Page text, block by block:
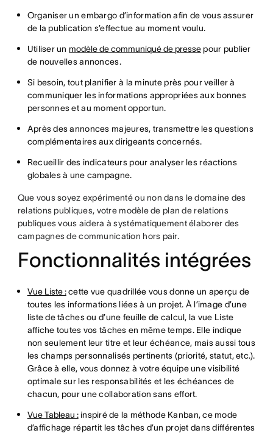
Organiser un embargo d’information afin de vous assurer
de la publication s’effectue au moment voulu.
Utiliser unmodèle de communiqué de pressepour publier
de nouvelles annonces.
Si besoin, tout planifier à la minute près pour veiller à
communiquer les informations appropriées aux bonnes
personnes et au moment opportun.
Après des annonces majeures, transmettre les questions
complémentaires aux dirigeants concernés.
Recueillir des indicateurs pour analyser les réactions
globales à une campagne.
Que vous soyez expérimenté ou non dans le domaine des
relations publiques, votre modèle de plan de relations
publiques vous aidera à systématiquement élaborer des
campagnes de communication hors pair.
Fonctionnalités intégrées
Vue Liste :cette vue quadrillée vous donne un aperçu de
toutes les informations liées à un projet. À l’image d’une
liste de tâches ou d’une feuille de calcul, la vue Liste
affiche toutes vos tâches en même temps. Elle indique
non seulement leur titre et leur échéance, mais aussi tous
les champs personnalisés pertinents (priorité, statut, etc.).
Grâce à elle, vous donnez à votre équipe une visibilité
optimale sur les responsabilités et les échéances de
chacun, pour une collaboration sans effort.
Vue Tableau :inspiré de la méthode Kanban, ce mode
d’affichage répartit les tâches d’un projet dans différentes